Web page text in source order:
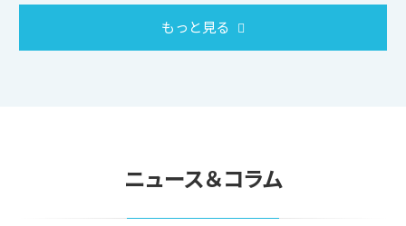
もっと見る
ニュース＆コラム